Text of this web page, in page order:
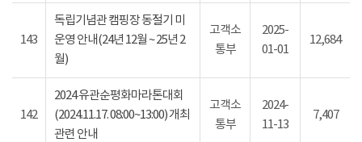
143
독립기념관 캠핑장 동절기 미
운영 안내(24년 12월 ~ 25년 2
월)
고객소
통부
2025-
01-01
12,684
142
2024 유관순평화마라톤대회
(2024.11.17. 08:00~13:00) 개최
관련 안내
고객소
통부
2024-
11-13
7,407